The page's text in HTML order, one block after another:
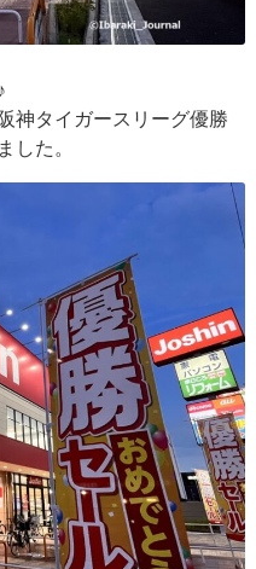
神タイガースリーグ優勝
した。